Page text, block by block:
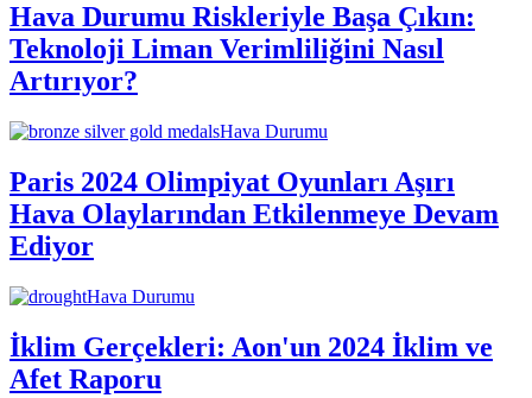
Hava Durumu Riskleriyle Başa Çıkın:
Teknoloji Liman Verimliliğini Nasıl
Artırıyor?
Hava Durumu
Paris 2024 Olimpiyat Oyunları Aşırı
Hava Olaylarından Etkilenmeye Devam
Ediyor
Hava Durumu
İklim Gerçekleri: Aon'un 2024 İklim ve
Afet Raporu